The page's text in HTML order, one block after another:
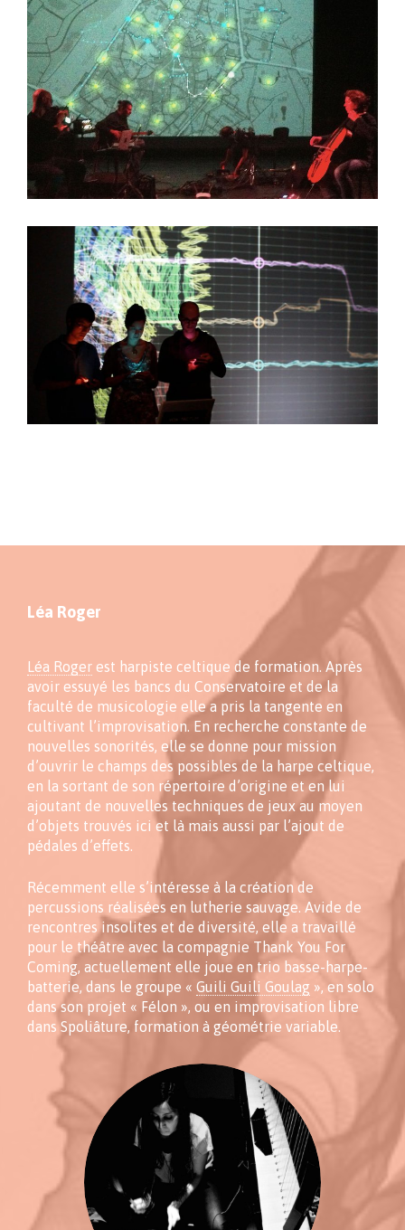
Léa Roger
Léa Roger est harpiste celtique de formation. Après
avoir essuyé les bancs du Conservatoire et de la
faculté de musicologie elle a pris la tangente en
cultivant l’improvisation. En recherche constante de
nouvelles sonorités, elle se donne pour mission
d’ouvrir le champs des possibles de la harpe celtique,
en la sortant de son répertoire d’origine et en lui
ajoutant de nouvelles techniques de jeux au moyen
d’objets trouvés ici et là mais aussi par l’ajout de
pédales d’effets.
Récemment elle s’intéresse à la création de
percussions réalisées en lutherie sauvage. Avide de
rencontres insolites et de diversité, elle a travaillé
pour le théâtre avec la compagnie Thank You For
Coming, actuellement elle joue en trio basse-harpe-
batterie, dans le groupe « Guili Guili Goulag », en solo
dans son projet « Félon », ou en improvisation libre
dans Spoliâture, formation à géométrie variable.